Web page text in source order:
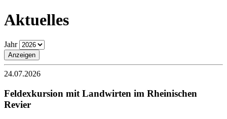
Aktuelles
Jahr
Anzeigen
24.07.2026
Feldexkursion mit Landwirten im Rheinischen
Revier